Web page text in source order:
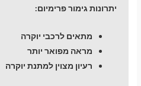
יתרונות גימור פרימיום:
מתאים לרכבי יוקרה
מראה מפואר יותר
רעיון מצוין למתנת יוקרה